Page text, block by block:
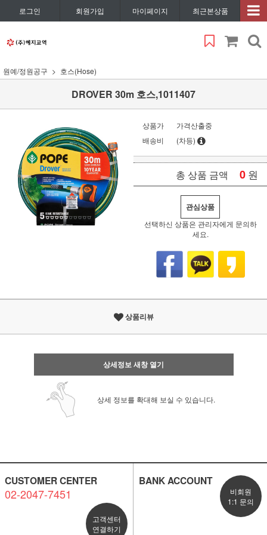
로그인 회원가입 마이페이지 최근본상품
원예/정원공구 호스(Hose)
DROVER 30m 호스,1011407
상품가
가격산출중
배송비
(차등)
총 상품 금액 0 원
관심상품
선택하신 상품은 관리자에게 문의하
세요.
상품리뷰
상세정보 새창 열기
상세 정보를 확대해 보실 수 있습니다.
CUSTOMER CENTER
02-2047-7451
고객센터
연결하기
BANK ACCOUNT
비회원
1:1 문의